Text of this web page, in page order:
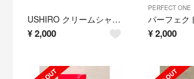
USHIRO クリームシャンプー ➕プレミアムBOX付き
¥2,000
PERFECT ONE
¥2,000